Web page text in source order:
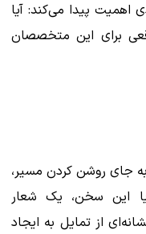
اهمیت پیدا می‌کند: آیا
برای این متخصصان
به جای روشن کردن مسیر،
این سخن، یک شعار
از تمایل به ایجاد